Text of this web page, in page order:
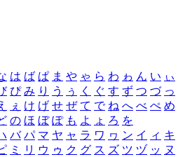
は ば ぱ ま や ゃ ら わ ゎ ん い ぃ
ぴ み り う ぅ く ぐ す ず つ づ っ
ぇ け げ せ ぜ て で ね へ べ ぺ め
の ほ ぼ ぽ も よ ょ ろ を
バ パ マ ヤ ャ ラ ワ ヮ ン イ ィ キ
ミ リ ウ ゥ ク グ ス ズ ツ ヅ ッ ヌ